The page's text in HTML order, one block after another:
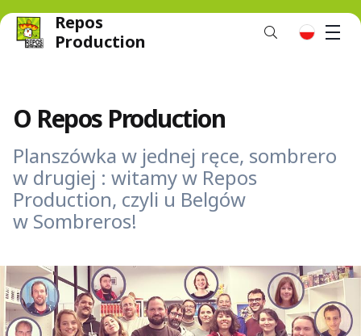
Repos
Production
pl
O Repos Production
Planszówka w jednej ręce, sombrero
w drugiej : witamy w Repos
Production, czyli u Belgów
w Sombreros!